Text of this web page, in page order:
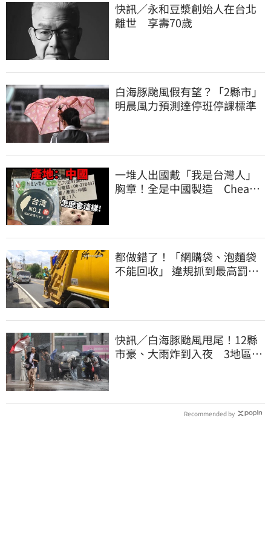
快訊／永和豆漿創始人在台北
離世 享壽70歲
白海豚颱風假有望？「2縣市」
明晨風力預測達停班停課標準
一堆人出國戴「我是台灣人」
胸章！全是中國製造 Cheap
都做錯了！「網購袋、泡麵袋
不能回收」 違規抓到最高罰
快訊／白海豚颱風甩尾！12縣
市豪、大雨炸到入夜 3地區有
Recommended by